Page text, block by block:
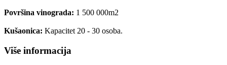
Površina vinograda: 1 500 000m2
Kušaonica: Kapacitet 20 - 30 osoba.
Više informacija